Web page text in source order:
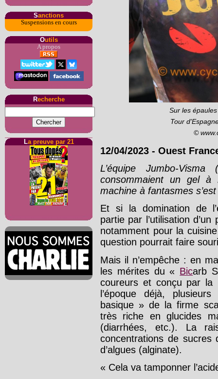
Sanctions
Suspensions en cours
Outils
A propos
Recherche
La preuve par 21
Sur les
Tour
©
12/04/2023 - Ouest
L’équipe Jumbo-
consommaient un gel
machine à fantasmes
Et si la domination de
partie par l’utilisation
notamment pour la
question pourrait faire
Mais il n’empêche : en
les mérites du « Bicarb
coureurs et conçu par la
l’époque déjà,
basique » de la firme
très riche en glucides
(diarrhées, etc.). La
concentrations de sucres
d’algues (alginate).
« Cela va tamponner